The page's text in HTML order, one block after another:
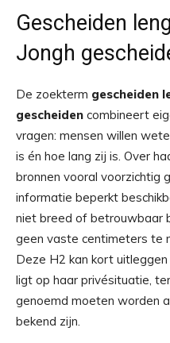
Gescheiden
Jongh
De zoekterm gescheiden
gescheiden combineert
vragen: mensen willen
is én hoe lang zij is. Over
bronnen vooral voorzichtig
informatie beperkt
niet breed of betrouwbaar
geen vaste centimeters te
Deze H2 kan kort
ligt op haar privésituatie,
genoemd moeten worden
bekend zijn.